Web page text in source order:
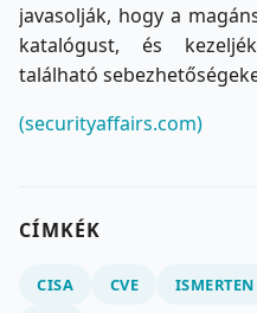
javasolják, hogy a
katalógust, és
található
(securityaffairs.com)
CÍMKÉK
CISA CVE